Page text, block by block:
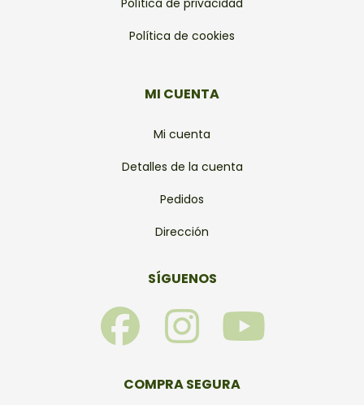
Política de cookies
MI CUENTA
Mi cuenta
Detalles de la cuenta
Pedidos
Dirección
SÍGUENOS
F
a
I
n
Y
o
COMPRA SEGURA